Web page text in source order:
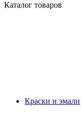
Каталог товаров
Краски и эмали